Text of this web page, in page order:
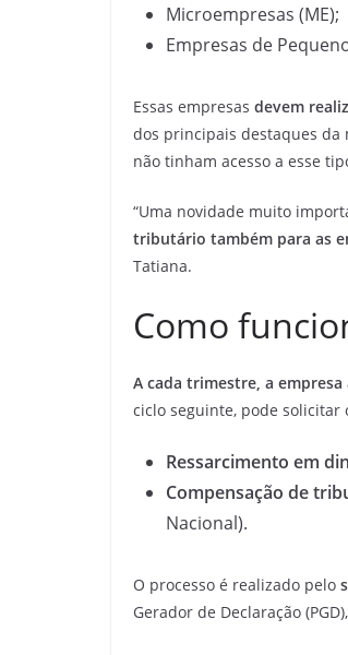
Microempresas (ME);
Empresas de
Essas empresas devem
dos principais destaques da
não tinham acesso a esse
“Uma novidade muito
tributário também para as
Tatiana.
Como
A cada trimestre, a
ciclo seguinte, pode solicitar
Ressarcimento em
Compensação de
Nacional).
O processo é realizado pelo
Gerador de Declaração